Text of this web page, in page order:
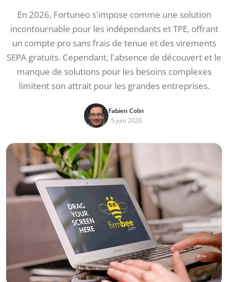
En 2026, Fortuneo s'impose comme une solution
incontournable pour les indépendants et TPE, offrant
un compte pro sans frais de tenue et des virements
SEPA gratuits. Cependant, l'absence de découvert et le
manque de solutions pour les besoins complexes
limitent son attrait pour les grandes entreprises.
Fabien Colin
5 juin 2026